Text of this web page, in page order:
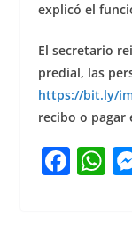
explicó el
El secretario
predial, las
https://bit.ly/
recibo o pagar
F W